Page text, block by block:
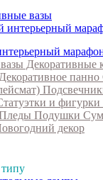
вазы
Декоративные
Декоративное панно
и фигурки
Подушки
декор